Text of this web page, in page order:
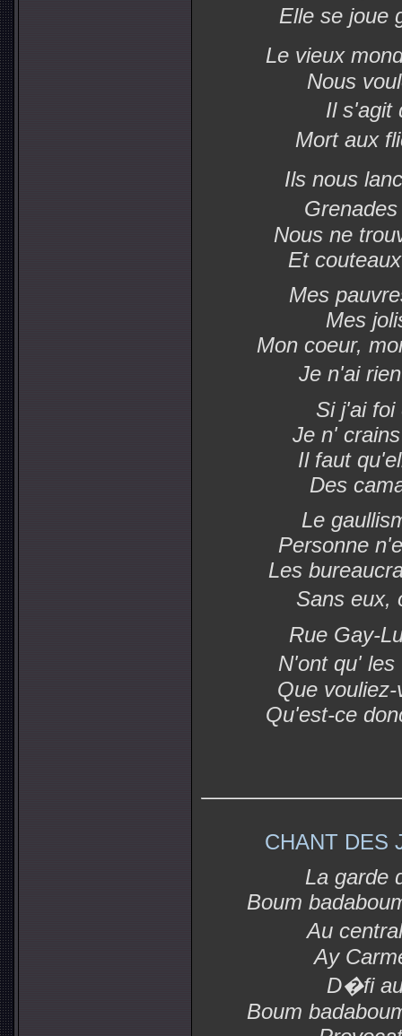
Elle se
Le vieux
Nous
Il s'agit
Mort aux
Ils nous
Nous ne
Et
Mes
Mes
Mon coeur,
Je n'ai
Si j'ai foi
Je n'
Il faut
Des
Le
Personne
Les
Sans eux,
Rue Gay-
N'ont qu'
Que
Qu'est-ce
CHANT DES
La garde
Boum
Au
Ay
D�fi
Boum